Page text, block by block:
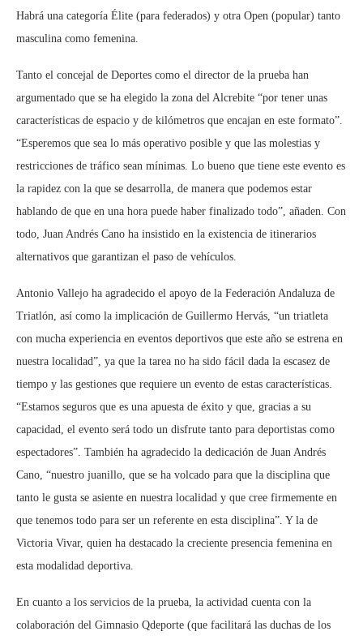
Habrá una categoría Élite (para federados) y otra Open (popular) tanto
masculina como femenina.
Tanto el concejal de Deportes como el director de la prueba han
argumentado que se ha elegido la zona del Alcrebite “por tener unas
características de espacio y de kilómetros que encajan en este formato”.
“Esperemos que sea lo más operativo posible y que las molestias y
restricciones de tráfico sean mínimas. Lo bueno que tiene este evento es
la rapidez con la que se desarrolla, de manera que podemos estar
hablando de que en una hora puede haber finalizado todo”, añaden. Con
todo, Juan Andrés Cano ha insistido en la existencia de itinerarios
alternativos que garantizan el paso de vehículos.
Antonio Vallejo ha agradecido el apoyo de la Federación Andaluza de
Triatlón, así como la implicación de Guillermo Hervás, “un triatleta
con mucha experiencia en eventos deportivos que este año se estrena en
nuestra localidad”, ya que la tarea no ha sido fácil dada la escasez de
tiempo y las gestiones que requiere un evento de estas características.
“Estamos seguros que es una apuesta de éxito y que, gracias a su
capacidad, el evento será todo un disfrute tanto para deportistas como
espectadores”. También ha agradecido la dedicación de Juan Andrés
Cano, “nuestro juanillo, que se ha volcado para que la disciplina que
tanto le gusta se asiente en nuestra localidad y que cree firmemente en
que tenemos todo para ser un referente en esta disciplina”. Y la de
Victoria Vivar, quien ha destacado la creciente presencia femenina en
esta modalidad deportiva.
En cuanto a los servicios de la prueba, la actividad cuenta con la
colaboración del Gimnasio Qdeporte (que facilitará las duchas de los